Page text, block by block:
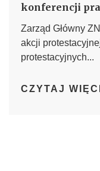
konferencji
Zarząd Główny
akcji
protestacyjnych...
CZYTAJ